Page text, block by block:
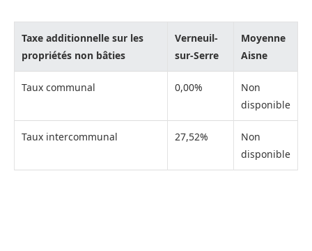
Taxe additionnelle sur les
propriétés non bâties
Verneuil-
sur-Serre
Moyenne
Aisne
Taux communal 0,00%
Non
disponible
Taux intercommunal 27,52%
Non
disponible